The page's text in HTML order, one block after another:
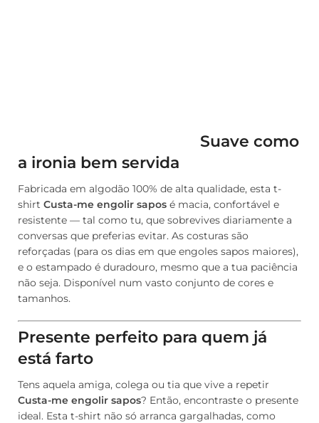
Suave como
a ironia bem servida
Fabricada em algodão 100% de alta qualidade, esta t-
shirt Custa-me engolir sapos é macia, confortável e
resistente — tal como tu, que sobrevives diariamente a
conversas que preferias evitar. As costuras são
reforçadas (para os dias em que engoles sapos maiores),
e o estampado é duradouro, mesmo que a tua paciência
não seja. Disponível num vasto conjunto de cores e
tamanhos.
Presente perfeito para quem já
está farto
Tens aquela amiga, colega ou tia que vive a repetir
Custa-me engolir sapos? Então, encontraste o presente
ideal. Esta t-shirt não só arranca gargalhadas, como